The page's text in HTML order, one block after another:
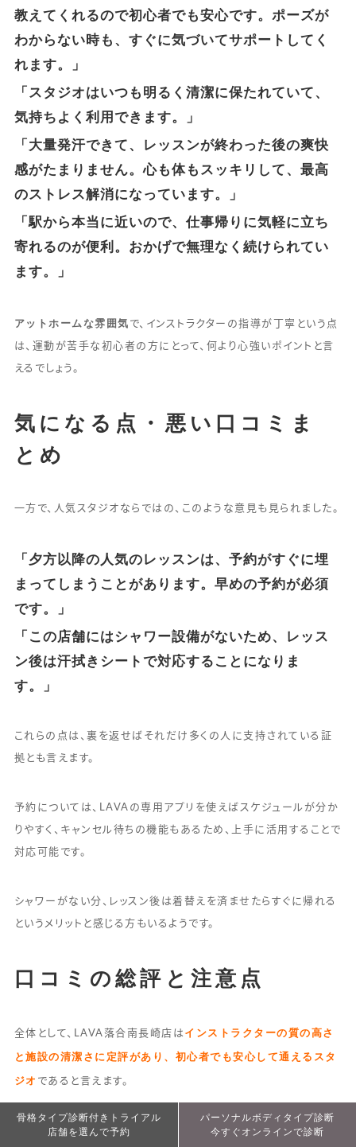
教えてくれるので初心者でも安心です。ポーズが
わからない時も、すぐに気づいてサポートしてく
れます。」
「スタジオはいつも明るく清潔に保たれていて、
気持ちよく利用できます。」
「大量発汗できて、レッスンが終わった後の爽快
感がたまりません。心も体もスッキリして、最高
のストレス解消になっています。」
「駅から本当に近いので、仕事帰りに気軽に立ち
寄れるのが便利。おかげで無理なく続けられてい
ます。」
アットホームな雰囲気 で、インストラクターの指導が丁寧という点
は、運動が苦手な初心者の方にとって、何より心強いポイントと言
えるでしょう。
気になる点・悪い口コミま
とめ
一方で、人気スタジオならではの、このような意見も見られました。
「夕方以降の人気のレッスンは、予約がすぐに埋
まってしまうことがあります。早めの予約が必須
です。」
「この店舗にはシャワー設備がないため、レッス
ン後は汗拭きシートで対応することになりま
す。」
これらの点は、裏を返せばそれだけ多くの人に支持されている証
拠とも言えます。
予約については、LAVAの専用アプリを使えばスケジュールが分か
りやすく、キャンセル待ちの機能もあるため、上手に活用することで
対応可能です。
シャワーがない分、レッスン後は着替えを済ませたらすぐに帰れる
というメリットと感じる方もいるようです。
口コミの総評と注意点
全体として、LAVA落合南長崎店は インストラクターの質の高さ
と施設の清潔さに定評があり、初心者でも安心して通えるスタ
ジオ であると言えます。
ただし、口コミはあくまで個人の感想です。最終的には、あなた自
骨格タイプ診断付きトライアル
詳細・予約
パーソナルボディタイプ診断
今すぐオンラインで診断
骨格タイプ診断付きトライアル
店舗を選んで予約
パーソナルボディタイプ診断
今すぐオンラインで診断